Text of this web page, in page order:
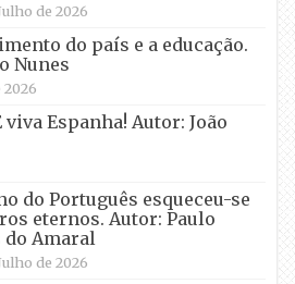
de 2026
do país e a educação.
Nunes
2026
viva Espanha! Autor: João
do Português esqueceu-se
eternos. Autor: Paulo
do Amaral
de 2026